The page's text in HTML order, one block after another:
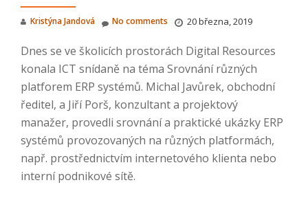
Kristýna Jandová 20 března, 2019
No comments
Dnes se ve školicích prostorách Digital Resources
konala ICT snídaně na téma Srovnání různých
platforem ERP systémů. Michal Javůrek, obchodní
ředitel, a Jiří Porš, konzultant a projektový
manažer, provedli srovnání a praktické ukázky ERP
systémů provozovaných na různých platformách,
např. prostřednictvím internetového klienta nebo
interní podnikové sítě.